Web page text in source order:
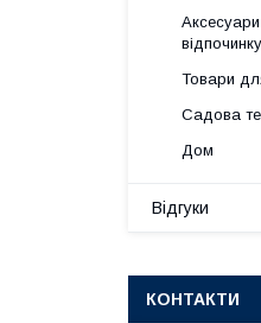
Товари
Садова
Дом
Відгуки
КОНТАКТИ